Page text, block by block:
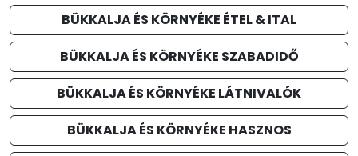
BÜKKALJA ÉS KÖRNYÉKE ÉTEL & ITAL
BÜKKALJA ÉS KÖRNYÉKE SZABADIDŐ
BÜKKALJA ÉS KÖRNYÉKE LÁTNIVALÓK
BÜKKALJA ÉS KÖRNYÉKE HASZNOS